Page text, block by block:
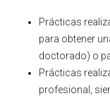
Prácticas
para obtener
doctorado) o
Prácticas
profesional,